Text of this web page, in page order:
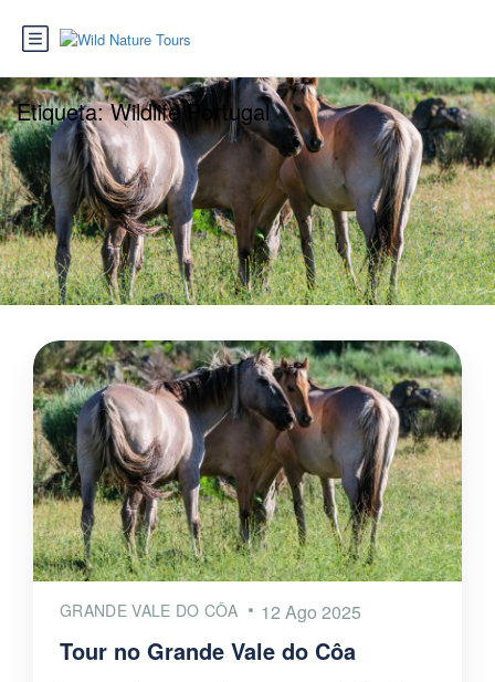
Etiqueta:Wildlife Portugal
GRANDE VALE DO CÔA 12 Ago 2025
Tour no Grande Vale do Côa